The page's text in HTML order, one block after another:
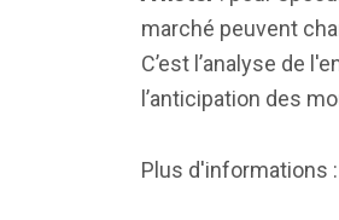
marché peuvent
C’est l’analyse de
l’anticipation des
Plus d'informations :